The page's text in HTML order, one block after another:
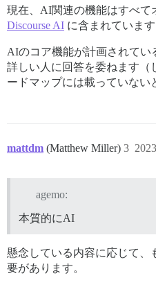
現在、AI関連の機能はすべて
Discourse AI に含まれています
AIのコア機能が計画されてい
詳しい人に回答を委ねます（
ードマップには載っていない
mattdm (Matthew Miller) 3
agemo:
本質的にAI
懸念している内容に応じて、
要があります。